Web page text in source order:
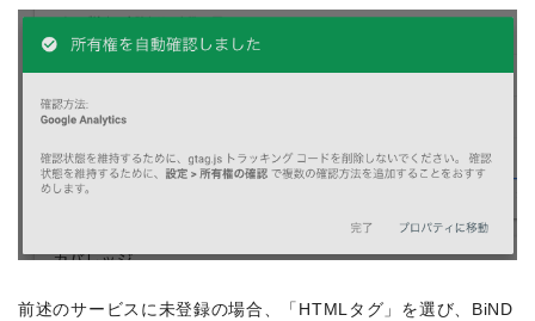
前述のサービスに未登録の場合、「HTMLタグ」を選び、BiND